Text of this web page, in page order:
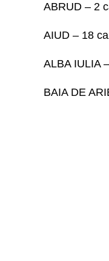
ABRUD – 2
AIUD – 18
ALBA IULIA
BAIA DE